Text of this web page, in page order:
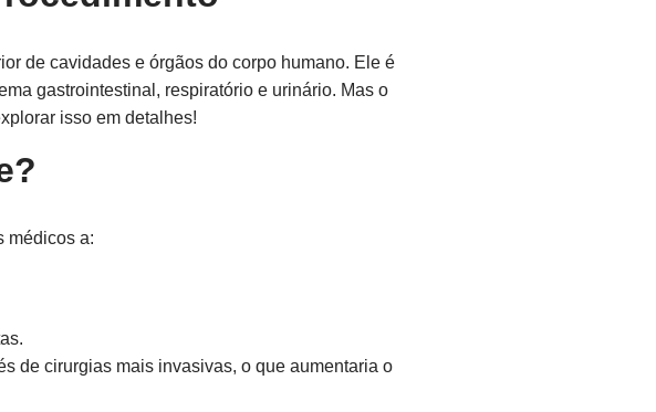
de cavidades e órgãos do corpo humano. Ele é
gastrointestinal, respiratório e urinário. Mas o
isso em detalhes!
médicos a:
de cirurgias mais invasivas, o que aumentaria o